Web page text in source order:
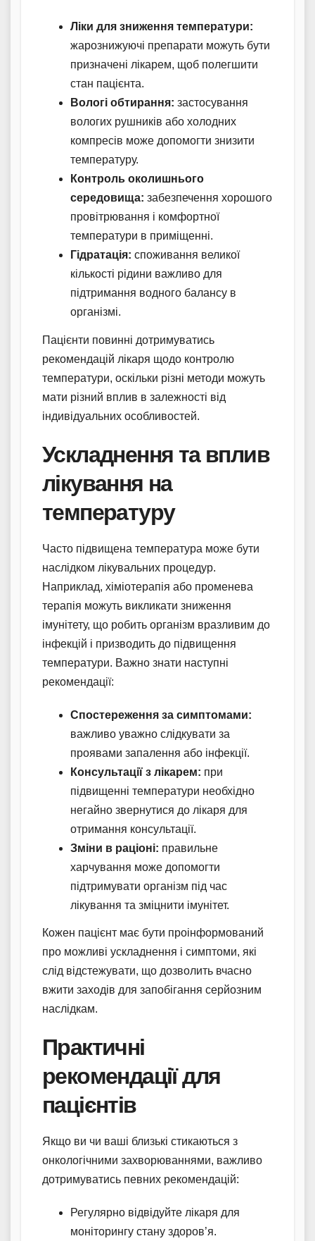
Ліки для зниження температури:
жарознижуючі препарати можуть бути
призначені лікарем, щоб полегшити
стан пацієнта.
Вологі обтирання: застосування
вологих рушників або холодних
компресів може допомогти знизити
температуру.
Контроль околишнього
середовища: забезпечення хорошого
провітрювання і комфортної
температури в приміщенні.
Гідратація: споживання великої
кількості рідини важливо для
підтримання водного балансу в
організмі.
Пацієнти повинні дотримуватись
рекомендацій лікаря щодо контролю
температури, оскільки різні методи можуть
мати різний вплив в залежності від
індивідуальних особливостей.
Ускладнення та вплив
лікування на
температуру
Часто підвищена температура може бути
наслідком лікувальних процедур.
Наприклад, хіміотерапія або променева
терапія можуть викликати зниження
імунітету, що робить організм вразливим до
інфекцій і призводить до підвищення
температури. Важно знати наступні
рекомендації:
Спостереження за симптомами:
важливо уважно слідкувати за
проявами запалення або інфекції.
Консультації з лікарем: при
підвищенні температури необхідно
негайно звернутися до лікаря для
отримання консультації.
Зміни в раціоні: правильне
харчування може допомогти
підтримувати організм під час
лікування та зміцнити імунітет.
Кожен пацієнт має бути проінформований
про можливі ускладнення і симптоми, які
слід відстежувати, що дозволить вчасно
вжити заходів для запобігання серйозним
наслідкам.
Практичні
рекомендації для
пацієнтів
Якщо ви чи ваші близькі стикаються з
онкологічними захворюваннями, важливо
дотримуватись певних рекомендацій:
Регулярно відвідуйте лікаря для
моніторингу стану здоров’я.